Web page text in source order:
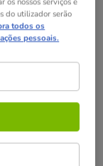
do utilizador serão
todos os
pessoais.